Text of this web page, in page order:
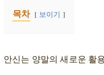
목차 보이기
안신는 양말의 새로운 활